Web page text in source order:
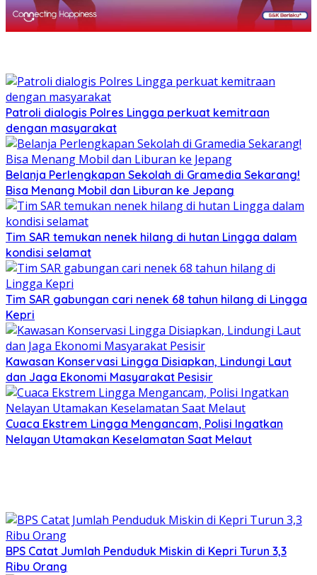
Patroli dialogis Polres Lingga perkuat kemitraan
dengan masyarakat
Belanja Perlengkapan Sekolah di Gramedia Sekarang!
Bisa Menang Mobil dan Liburan ke Jepang
Tim SAR temukan nenek hilang di hutan Lingga dalam
kondisi selamat
Tim SAR gabungan cari nenek 68 tahun hilang di Lingga
Kepri
Kawasan Konservasi Lingga Disiapkan, Lindungi Laut
dan Jaga Ekonomi Masyarakat Pesisir
Cuaca Ekstrem Lingga Mengancam, Polisi Ingatkan
Nelayan Utamakan Keselamatan Saat Melaut
BPS Catat Jumlah Penduduk Miskin di Kepri Turun 3,3
Ribu Orang